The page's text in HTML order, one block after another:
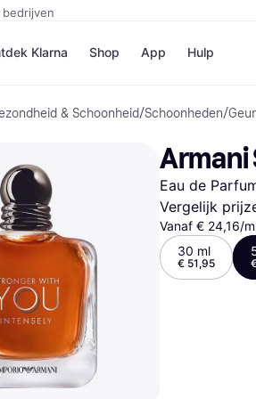
bedrijven
Klarna Shop
Winkels
Bol
H&M
App Hulp
& Schoonheid/Schoonheden/
Armani
Eau de
Vergelijk
Vanaf € 24,16/
30 ml
€ 51,95